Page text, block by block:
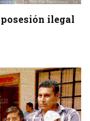
ilegal